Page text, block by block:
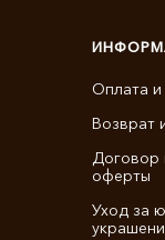
Оплата и
Возврат
Договор
оферты
Уход за